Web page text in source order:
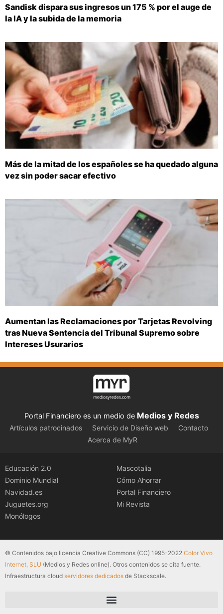
Sandisk dispara sus ingresos un 175 % por el auge de
la IA y la subida de la memoria
Más de la mitad de los españoles se ha quedado alguna
vez sin poder sacar efectivo
Aumentan las Reclamaciones por Tarjetas Revolving
tras Nueva Sentencia del Tribunal Supremo sobre
Intereses Usurarios
Portal Financiero es un medio de Medios y Redes
Artículos patrocinados Servicio de Diseño web
Contacto
Acerca de MyR
Educación 2.0
Dominio Mundial
Navidad.es
Juguetes.org
Monólogos
Mascotalia
Cómo Ahorrar
Portal Financiero
Mi Revista
© Contenidos bajo licencia Creative Commons (CC) 1995-2022 Color Vivo
Internet, SLU (Medios y Redes online). Otros contenidos se cita fuente.
Infraestructura cloud servidores dedicados de Stackscale.